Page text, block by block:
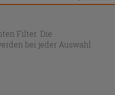
Filter. Die
bei jeder Auswahl